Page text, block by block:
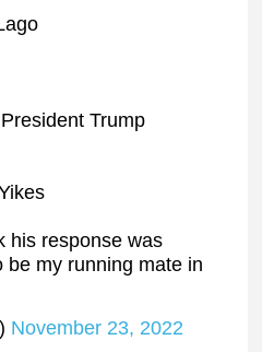
Trump
his response was
be my running mate in
November 23, 2022